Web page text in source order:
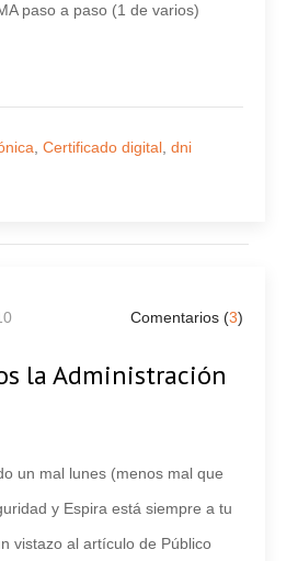
paso a paso (1 de varios)
Certificado digital dni
Comentarios (3)
la Administración
un mal lunes (menos mal que
y Espira está siempre a tu
vistazo al artículo de Público